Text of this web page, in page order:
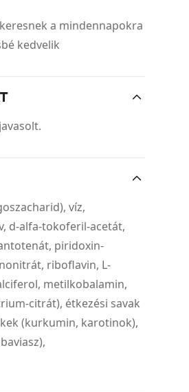
a mindennapokra
kedvelik
víz,
d-alfa-tokoferil-acetát,
piridoxin-
riboflavin, L-
metilkobalamin,
citrát), étkezési savak
(kurkumin, karotinok),